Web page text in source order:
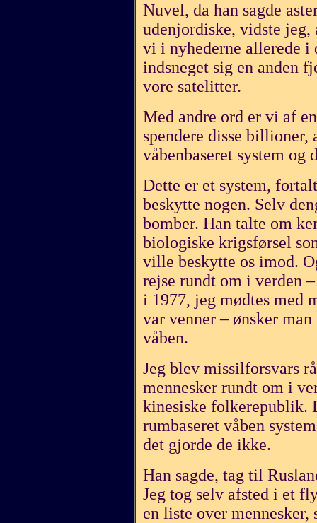
Nuvel, da han sagde
udenjordiske, vidste
vi i nyhederne allerede i
indsneget sig en anden
vore satelitter.
Med andre ord er vi af
spendere disse billioner,
våbenbaseret system og
Dette er et system,
beskytte nogen. Selv
bomber. Han talte om
biologiske krigsførsel
ville beskytte os imod.
rejse rundt om i verden
i 1977, jeg mødtes med
var venner – ønsker
våben.
Jeg blev missilforsvars
mennesker rundt om i
kinesiske folkerepublik.
rumbaseret våben
det gjorde de ikke.
Han sagde, tag til
Jeg tog selv afsted i et
en liste over